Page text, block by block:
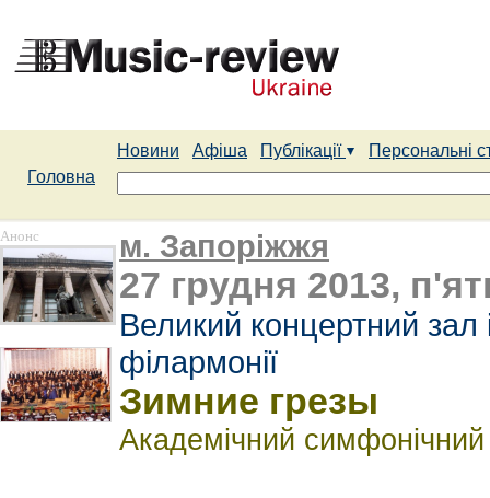
Новини Афіша Публікації
Персональні
Головна
Анонс м. Запоріжжя
27 грудня 2013,
Великий концертний зал
філармонії
Зимние грезы
Академічний симфонічний